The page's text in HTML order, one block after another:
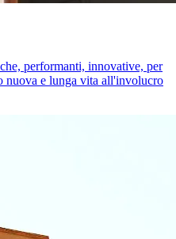
performanti, innovative, per
nuova e lunga vita all'involucro